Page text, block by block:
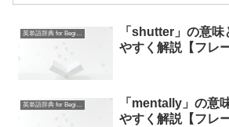
英単語辞典 for Beginners
「shutter」の意味
やすく解説【フレ
英単語辞典 for Beginners
「mentally」の意
やすく解説【フレ